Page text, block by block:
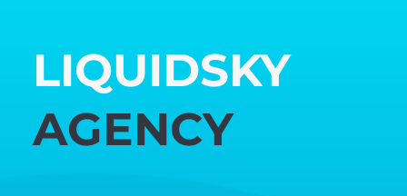
LIQUIDSKY
AGENCY